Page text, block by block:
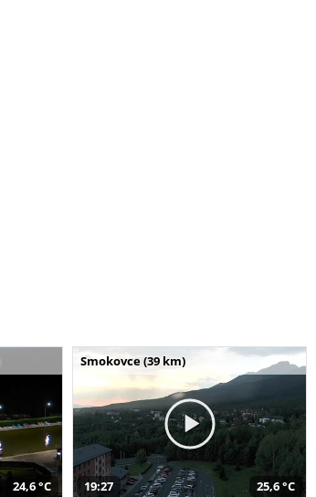
24,6 °C
Smokovce (39 km)
19:27 25,6 °C